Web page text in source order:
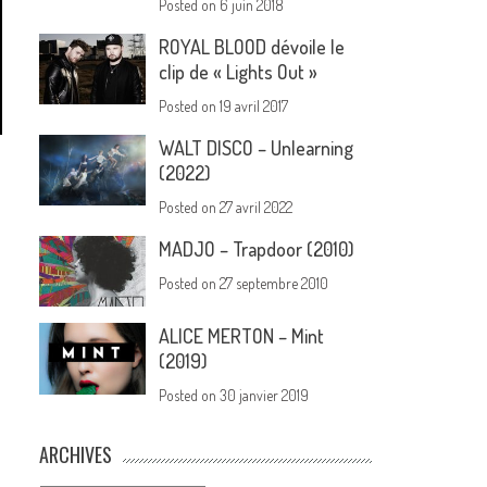
Posted on 6 juin 2018
ROYAL BLOOD dévoile le
clip de « Lights Out »
Posted on19 avril 2017
WALT DISCO – Unlearning
(2022)
Posted on27 avril 2022
MADJO – Trapdoor (2010)
Posted on27 septembre 2010
ALICE MERTON – Mint
(2019)
Posted on30 janvier 2019
ARCHIVES